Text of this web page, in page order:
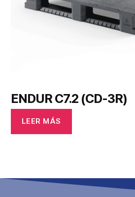
ENDUR C7.2 (CD-3R)
LEER MÁS